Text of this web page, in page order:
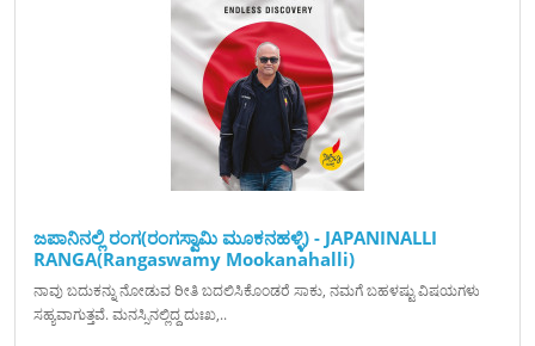
ಜಪಾನಿನಲ್ಲಿ ರಂಗ(ರಂಗಸ್ವಾಮಿ ಮೂಕನಹಳ್ಳಿ) - JAPANINALLI
RANGA(Rangaswamy Mookanahalli)
ನಾವು ಬದುಕನ್ನು ನೋಡುವ ರೀತಿ ಬದಲಿಸಿಕೊಂಡರೆ ಸಾಕು, ನಮಗೆ ಬಹಳಷ್ಟು ವಿಷಯಗಳು
ಸಹ್ಯವಾಗುತ್ತವೆ. ಮನಸ್ಸಿನಲ್ಲಿದ್ದ ದುಃಖ,..